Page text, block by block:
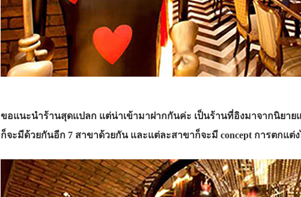
ขอแนะนำร้านสุดแปลก แต่น่าเข้ามาฝากกันค่ะ เป็นร้านที่อิงมาจากนิยาย
ก็จะมีด้วยกันอีก 7 สาขาด้วยกัน และแต่ละสาขาก็จะมี concept การตกแต่